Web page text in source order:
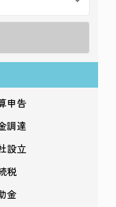
申告
調達
設立
税
金